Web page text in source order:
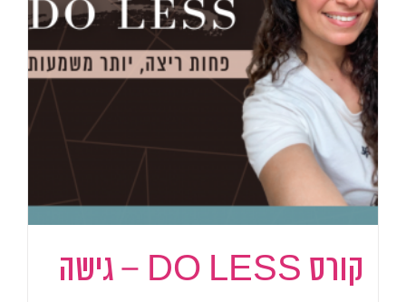
קורס DO LESS – גישה